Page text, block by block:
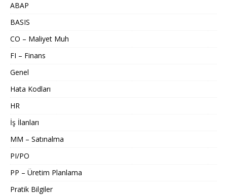
ABAP
BASIS
CO – Maliyet Muh
FI – Finans
Genel
Hata Kodları
HR
İş İlanları
MM – Satınalma
PI/PO
PP – Üretim Planlama
Pratik Bilgiler